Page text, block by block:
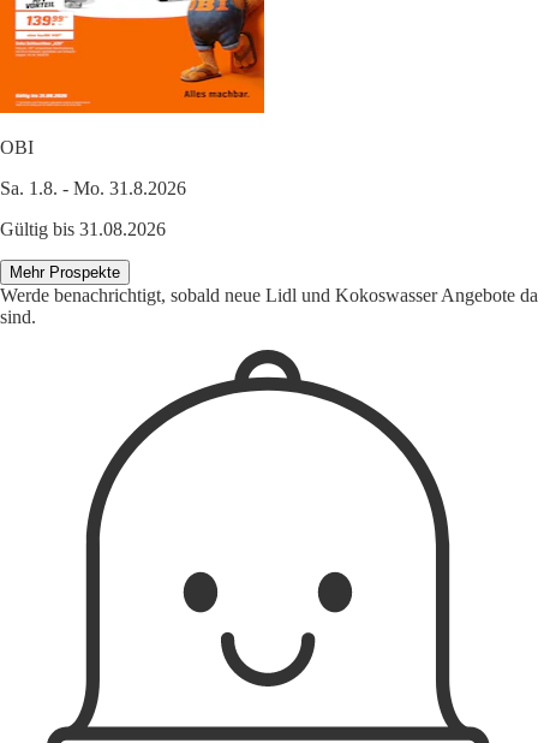
OBI
Sa. 1.8. - Mo. 31.8.2026
Gültig bis 31.08.2026
Mehr Prospekte
Werde benachrichtigt, sobald neue Lidl und Kokoswasser Angebote da
sind.